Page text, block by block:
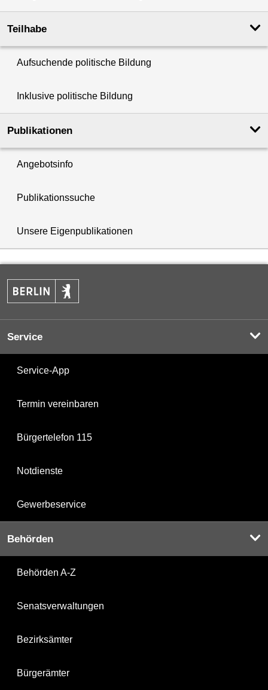
Teilhabe
Aufsuchende politische Bildung
Inklusive politische Bildung
Publikationen
Angebotsinfo
Publikationssuche
Unsere Eigenpublikationen
Service
Service-App
Termin vereinbaren
Bürgertelefon 115
Notdienste
Gewerbeservice
Behörden
Behörden A-Z
Senatsverwaltungen
Bezirksämter
Bürgerämter